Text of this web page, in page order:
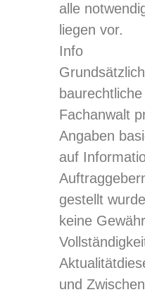
alle
liegen vor.
Info
Fachanwalt
Angaben
auf
gestellt
keine
und